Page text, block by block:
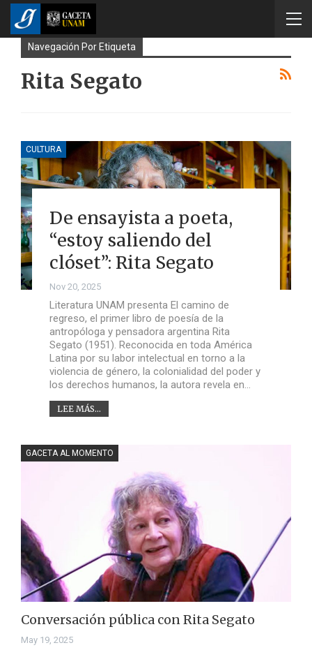
Navegación Por Etiqueta
Rita Segato
CULTURA
De ensayista a poeta,
“estoy saliendo del
clóset”: Rita Segato
Nov 20, 2025
Literatura UNAM presenta El camino de
regreso, el primer libro de poesía de la
antropóloga y pensadora argentina Rita
Segato (1951). Reconocida en toda América
Latina por su labor intelectual en torno a la
violencia de género, la colonialidad del poder y
los derechos humanos, la autora revela en…
LEE MÁS...
GACETA AL MOMENTO
Conversación pública con Rita Segato
May 19, 2025